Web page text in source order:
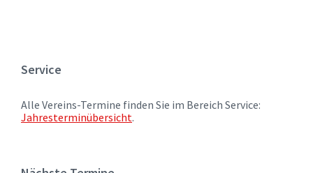
Service
Alle Vereins-Termine finden Sie im Bereich Service:
Jahresterminübersicht.